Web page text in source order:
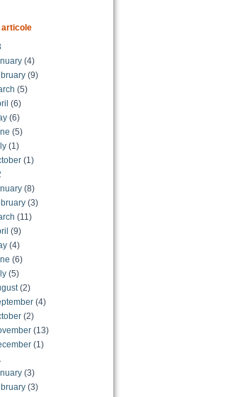
(4)
(9)
(5)
(6)
(6)
(5)
(1)
(1)
(8)
(3)
(11)
(9)
(4)
(6)
(5)
(2)
(4)
(2)
(13)
(1)
(3)
(3)